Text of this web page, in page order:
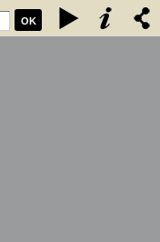
OK